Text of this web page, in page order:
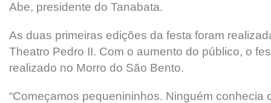
Abe, presidente do Tanabata.
As duas primeiras edições da festa foram
Theatro Pedro II. Com o aumento do público, o
realizado no Morro do São Bento.
“Começamos pequenininhos. Ninguém conhecia